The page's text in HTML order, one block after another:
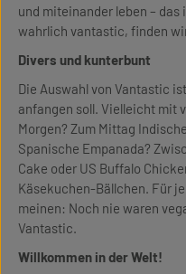
und miteinander leben –
wahrlich vantastic, finden
Divers und kunterbunt
Die Auswahl von Vantastic
anfangen soll. Vielleicht mit
Morgen? Zum Mittag
Spanische Empanada?
Cake oder US Buffalo
Käsekuchen-Bällchen. Für
meinen: Noch nie waren
Vantastic.
Willkommen in der Welt!